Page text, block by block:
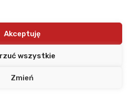
Akceptuję
wszystkie
Zmień
w ramach ponownego wykorzystania
Województwa Mazowieckiego
jest Zarząd Województwa